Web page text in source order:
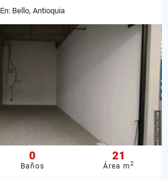
En: Bello, Antioquia
0
Baños
21
Área m2